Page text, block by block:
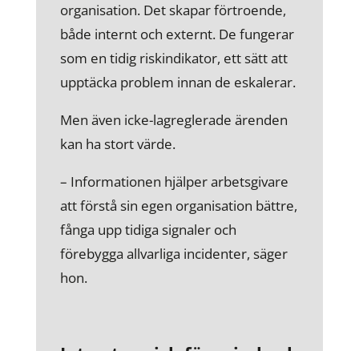
organisation. Det skapar förtroende,
både internt och externt. De fungerar
som en tidig riskindikator, ett sätt att
upptäcka problem innan de eskalerar.
Men även icke-lagreglerade ärenden
kan ha stort värde.
– Informationen hjälper arbetsgivare
att förstå sin egen organisation bättre,
fånga upp tidiga signaler och
förebygga allvarliga incidenter, säger
hon.